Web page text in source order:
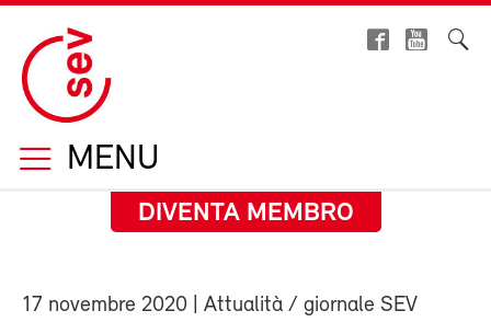
MENU
DIVENTA MEMBRO
17 novembre 2020 | Attualità / giornale SEV